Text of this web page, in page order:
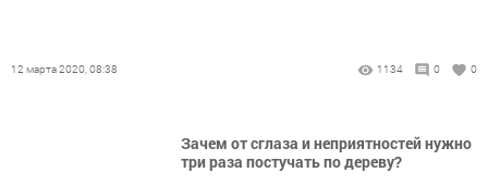
12 марта 2020, 08:38 1134 0 0
Зачем от сглаза и неприятностей нужно
три раза постучать по дереву?